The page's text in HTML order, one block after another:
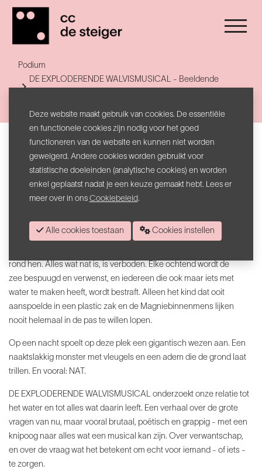
Podium
DE EXPLODERENDE WALVISMUSICAL - Beeldende
Beeldende muziektheatervoorstelling op locatie
DE EXPLODERENDE WALVISMUSICAL
beeldende muziektheatervoorstelling op locatie rond een
levensgrote walvis met eenlokaal gelegenheidskoor!
Een dorpin de toekomst. Op eenbrok land omringd door zee, waar
de mensen al generaties lang vechten tegen het
rond hen. Alles wat nat is, is verboden. Elke ochtend wordt de
zee bespuugd en verwenst, en iedereen die ook maar iets met
water te maken heeft, wordt bestraft. Alleen het kind dat ooit
aanspoelde in een plastic zak en de Magniebinnenmens lijken
nooit helemaal in de pas te willen lopen.
Op een nacht spoelt op deze plek een gigantisch wezen aan. Een
naaktslakkig monster met vleugels en een adem die de grond laat
trillen. En vooral: NAT.
DE EXPLODERENDE WALVISMUSICAL onderzoekt onze relatie tot
het water en tot alles wat daarin leeft. Een verhaal over de grote
vragen van nu, maar vooral brutaal, poëtisch en grappig - met een
knipoog naar alles wat een musical kan zijn. Over verwantschap,
en over de vraag wat het betekent om echt voor iemand - of iets -
te zorgen.
Deze website maakt gebruik van cookies. De essentiële
en functionele cookies zijn nodig voor het goed
functioneren van de website en kunnen niet worden
geweigerd. Andere cookies worden gebruikt voor
statistische doeleinden (analytische cookies) en worden
enkel geplaatst nadat je een keuze gemaakt hebt. Lees er
meer over in ons Cookiebeleid.
Alle cookies toestaan Cookies instellen